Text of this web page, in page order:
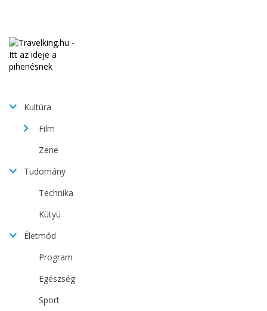
Kultúra
Film
Zene
Tudomány
Technika
Kütyü
Életmód
Program
Egészség
Sport